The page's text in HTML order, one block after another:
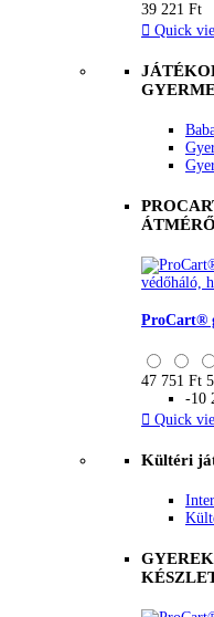
39 221 Ft
 Quick
ProCart®
47 751 Ft
-10
 Quick
Kültéri